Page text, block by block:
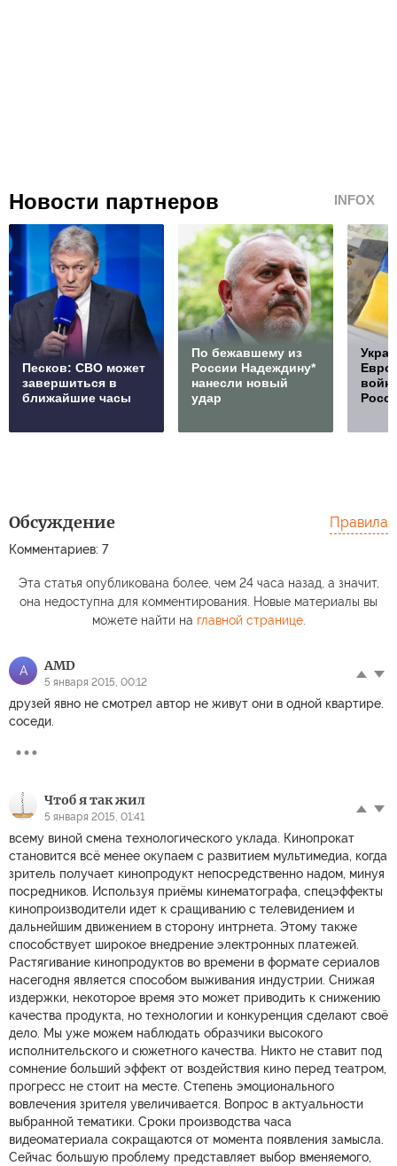
Новости партнеров INFOX
Песков: СВО может
завершиться в
ближайшие часы
По бежавшему из
России Надеждину*
нанесли новый
удар
Обсуждение
Комментариев: 7
Правила
Эта статья опубликована более, чем 24 часа назад, а значит,
она недоступна для комментирования. Новые материалы вы
можете найти на главной странице.
A AMD
5 января 2015, 00:12
друзей явно не смотрел автор не живут они в одной квартире.
соседи.
Чтоб я так жил
5 января 2015, 01:41
всему виной смена технологического уклада. Кинопрокат
становится всё менее окупаем с развитием мультимедиа, когда
зритель получает кинопродукт непосредственно надом, минуя
посредников. Используя приёмы кинематографа, спецэффекты
кинопроизводители идет к сращиванию с телевидением и
дальнейшим движением в сторону интрнета. Этому также
способствует широкое внедрение электронных платежей.
Растягивание кинопродуктов во времени в формате сериалов
насегодня является способом выживания индустрии. Снижая
издержки, некоторое время это может приводить к снижению
качества продукта, но технологии и конкуренция сделают своё
дело. Мы уже можем наблюдать образчики высокого
исполнительского и сюжетного качества. Никто не ставит под
сомнение больший эффект от воздействия кино перед театром,
прогресс не стоит на месте. Степень эмоционального
вовлечения зрителя увеличивается. Вопрос в актуальности
выбранной тематики. Сроки производства часа
видеоматериала сокращаются от момента появления замысла.
Сейчас большую проблему представляет выбор вменяемого,